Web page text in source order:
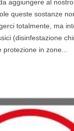
aggiungere al
queste sostanze
totalmente, ma
(disinfestazione
protezione in zone...